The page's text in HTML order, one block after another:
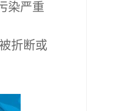
染严重
折断或